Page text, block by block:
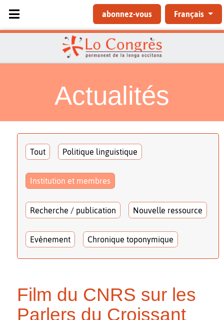
Sélectionnez votre langue
abonnez-vous Français
Actualités
Tout Politique linguistique
Institution et membres
Recherche / publication Nouvelle ressource
Evénement Chronique toponymique
Film du CNRS sur les
Parlers du Croissant